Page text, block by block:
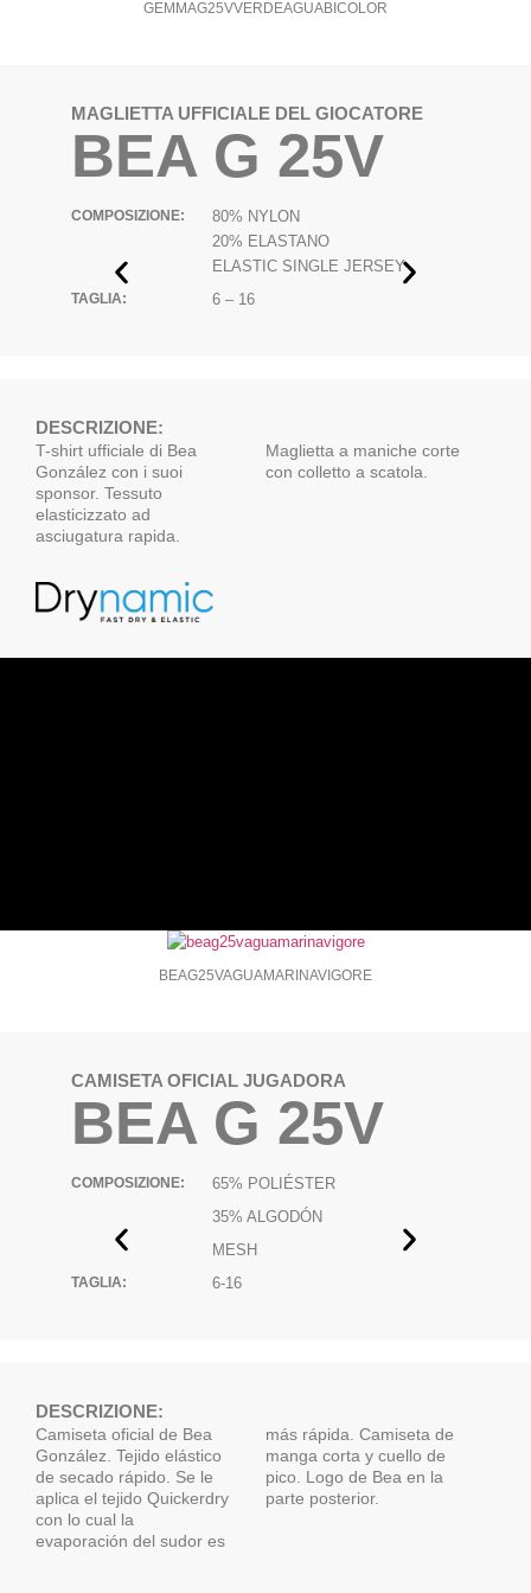
GEMMAG25VVERDEAGUABICOLOR
MAGLIETTA UFFICIALE DEL GIOCATORE
BEA G 25V
COMPOSIZIONE:
80% NYLON
20% ELASTANO
ELASTIC SINGLE JERSEY
TAGLIA: 6 – 16
DESCRIZIONE:
T-shirt ufficiale di Bea
González con i suoi
sponsor. Tessuto
elasticizzato ad
asciugatura rapida.
Maglietta a maniche corte
con colletto a scatola.
BEAG25VAGUAMARINAVIGORE
CAMISETA OFICIAL JUGADORA
BEA G 25V
COMPOSIZIONE:
65% POLIÉSTER
35% ALGODÓN
MESH
TAGLIA: 6-16
DESCRIZIONE:
Camiseta oficial de Bea
González. Tejido elástico
de secado rápido. Se le
aplica el tejido Quickerdry
con lo cual la
evaporación del sudor es
más rápida. Camiseta de
manga corta y cuello de
pico. Logo de Bea en la
parte posterior.